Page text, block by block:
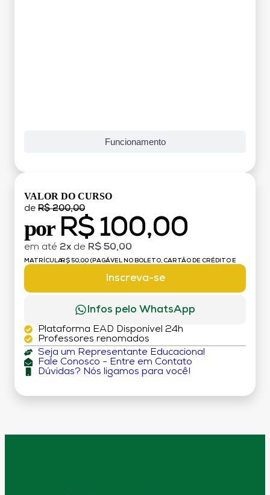
Funcionamento
VALOR DO CURSO
de R$ 200,00
por R$ 100,00
em até 2x de R$ 50,00
MATRÍCULA:R$ 50,00 (PAGÁVEL NO BOLETO, CARTÃO DE CRÉDITO E
Inscreva-se
Infos pelo WhatsApp
Plataforma EAD Disponível 24h
Professores renomados
Seja um Representante Educacional
Fale Conosco - Entre em Contato
Dúvidas? Nós ligamos para você!